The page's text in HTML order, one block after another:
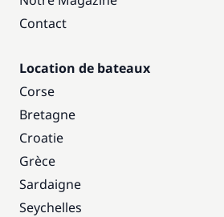
Contact
Location de bateaux
Corse
Bretagne
Croatie
Grèce
Sardaigne
Seychelles